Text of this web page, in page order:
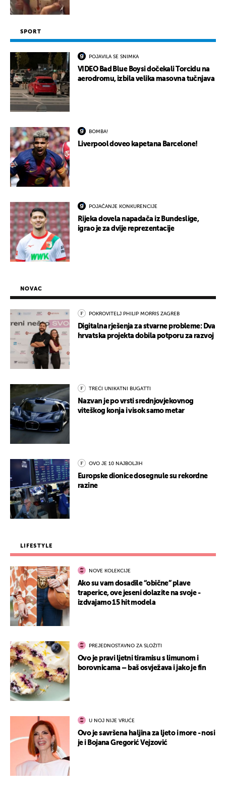
SPORT
POJAVILA SE SNIMKA
VIDEO Bad Blue Boysi dočekali Torcidu na
aerodromu, izbila velika masovna tučnjava
BOMBA!
Liverpool doveo kapetana Barcelone!
POJAČANJE KONKURENCIJE
Rijeka dovela napadača iz Bundeslige,
igrao je za dvije reprezentacije
NOVAC
POKROVITELJ PHILIP MORRIS ZAGREB
Digitalna rješenja za stvarne probleme: Dva
hrvatska projekta dobila potporu za razvoj
TREĆI UNIKATNI BUGATTI
Nazvan je po vrsti srednjovjekovnog
viteškog konja i visok samo metar
OVO JE 10 NAJBOLJIH
Europske dionice dosegnule su rekordne
razine
LIFESTYLE
NOVE KOLEKCIJE
Ako su vam dosadile “obične” plave
traperice, ove jeseni dolazite na svoje -
izdvajamo 15 hit modela
PREJEDNOSTAVNO ZA SLOŽITI
Ovo je pravi ljetni tiramisu s limunom i
borovnicama – baš osvježava i jako je fin
U NOJ NIJE VRUĆE
Ovo je savršena haljina za ljeto i more - nosi
je i Bojana Gregorić Vejzović